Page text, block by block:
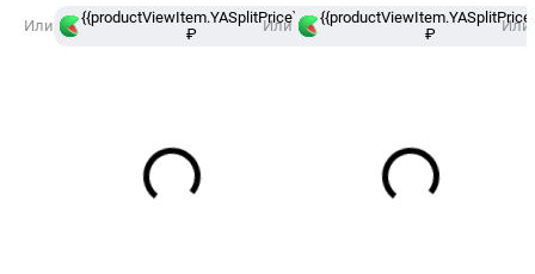
Или
{{productViewItem.YASplitPrice}}
₽
в
Сплит
Или
₽
Или